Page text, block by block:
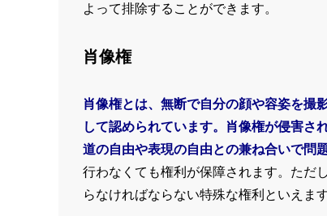
よって排除することができます。
肖像権
肖像権とは、無断で自分の顔や容姿を撮
して認められています。肖像権が侵害さ
道の自由や表現の自由との兼ね合いで問
行わなくても権利が保障されます。ただ
らなければならない特殊な権利といえます